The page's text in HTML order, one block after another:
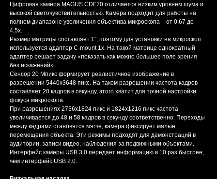
Цифровая камера MAGUS CDF70 отличается низким уровнем шума и
высокой светочувствительностью. Камера подходит для работы на
полном диапазоне увеличения объектива микроскопа – от 0,67 до
4,5х.
Размер матрицы составляет 1", поэтому для установки на микроскоп
используется адаптер C-mount 1х. На такой матрице однократный
адаптер решает задачу «показать как можно большее поле зрения
без искажений».
Сенсор 20 Мпикс формирует реалистичное изображение в
разрешении 5440x3648 пикс. На таком разрешении частота кадров
составляет 20 кадров в секунду, этого хватит для точной настройки
фокуса микроскопа.
При разрешениях 2736x1824 пикс и 1824x1216 пикс частота
увеличивается до 48 и 58 кадров в секунду соответственно. Переходы
между кадрами становятся мягче, камера фиксирует малые
перемещения объекта. Эти режимы подходят для демонстраций в
аудитории, записи видео, наблюдения за подвижными объектами.
Интерфейс камеры USB 3.0 передает информацию в 10 раз быстрее,
чем интерфейс USB 2.0.